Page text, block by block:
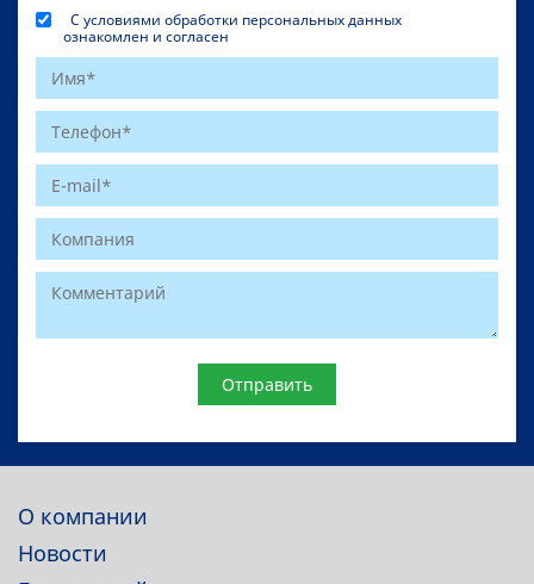
С условиями обработки персональных данных
ознакомлен и согласен
О компании
Новости